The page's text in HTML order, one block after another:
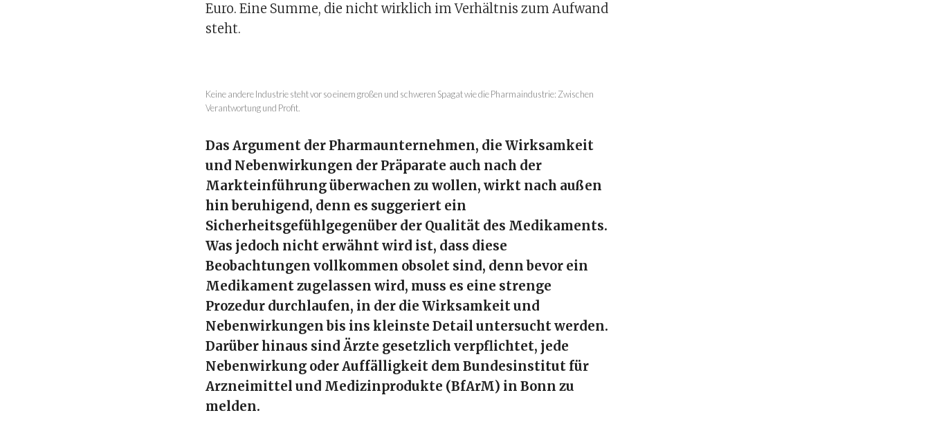
Euro. Eine Summe, die nicht wirklich im Verhältnis zum Aufwand
steht.
Keine andere Industrie steht vor so einem großen und schweren Spagat wie die Pharmaindustrie: Zwischen
Verantwortung und Profit.
Das Argument der Pharmaunternehmen, die Wirksamkeit
und Nebenwirkungen der Präparate auch nach der
Markteinführung überwachen zu wollen, wirkt nach außen
hin beruhigend, denn es suggeriert ein
Sicherheitsgefühlgegenüber der Qualität des Medikaments.
Was jedoch nicht erwähnt wird ist, dass diese
Beobachtungen vollkommen obsolet sind, denn bevor ein
Medikament zugelassen wird, muss es eine strenge
Prozedur durchlaufen, in der die Wirksamkeit und
Nebenwirkungen bis ins kleinste Detail untersucht werden.
Darüber hinaus sind Ärzte gesetzlich verpflichtet, jede
Nebenwirkung oder Auffälligkeit dem Bundesinstitut für
Arzneimittel und Medizinprodukte (BfArM) in Bonn zu
melden.